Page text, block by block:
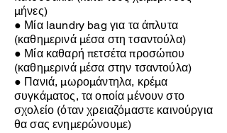
μήνες)
● Μία laundry bag για τα άπλυτα
(καθημερινά μέσα στη τσαντούλα)
● Μία καθαρή πετσέτα προσώπου
(καθημερινά μέσα στην τσαντούλα)
● Πανιά, μωρομάντηλα, κρέμα
συγκάματος, τα οποία μένουν στο
σχολείο (όταν χρειαζόμαστε καινούργια
θα σας ενημερώνουμε)